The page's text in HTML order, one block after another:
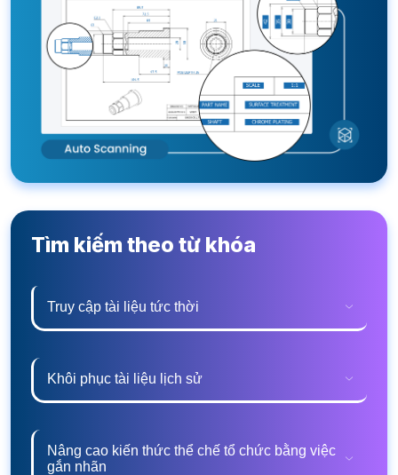
Tìm kiếm theo từ khóa
Truy cập tài liệu tức thời
Khôi phục tài liệu lịch sử
Nâng cao kiến thức thể chế tổ chức bằng việc
gắn nhãn